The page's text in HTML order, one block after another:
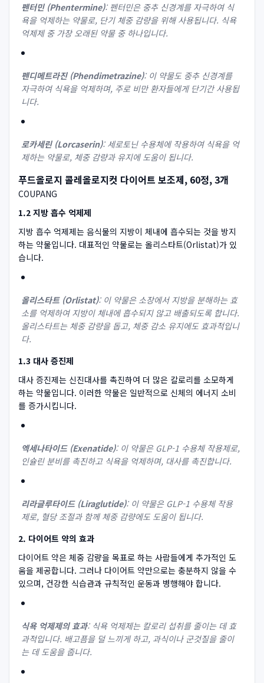
펜터민 (Phentermine): 펜터민은 중추 신경계를 자극하여 식
욕을 억제하는 약물로, 단기 체중 감량을 위해 사용됩니다. 식욕
억제제 중 가장 오래된 약물 중 하나입니다.
펜디메트라진 (Phendimetrazine): 이 약물도 중추 신경계를
자극하여 식욕을 억제하며, 주로 비만 환자들에게 단기간 사용됩
니다.
로카세린 (Lorcaserin): 세로토닌 수용체에 작용하여 식욕을 억
제하는 약물로, 체중 감량과 유지에 도움이 됩니다.
푸드올로지 콜레올로지컷 다이어트 보조제, 60정, 3개
COUPANG
1.2 지방 흡수 억제제
지방 흡수 억제제는 음식물의 지방이 체내에 흡수되는 것을 방지
하는 약물입니다. 대표적인 약물로는 올리스타트(Orlistat)가 있
습니다.
올리스타트 (Orlistat): 이 약물은 소장에서 지방을 분해하는 효
소를 억제하여 지방이 체내에 흡수되지 않고 배출되도록 합니다.
올리스타트는 체중 감량을 돕고, 체중 감소 유지에도 효과적입니
다.
1.3 대사 증진제
대사 증진제는 신진대사를 촉진하여 더 많은 칼로리를 소모하게
하는 약물입니다. 이러한 약물은 일반적으로 신체의 에너지 소비
를 증가시킵니다.
엑세나타이드 (Exenatide): 이 약물은 GLP-1 수용체 작용제로,
인슐린 분비를 촉진하고 식욕을 억제하며, 대사를 촉진합니다.
리라글루타이드 (Liraglutide): 이 약물은 GLP-1 수용체 작용
제로, 혈당 조절과 함께 체중 감량에도 도움이 됩니다.
2. 다이어트 약의 효과
다이어트 약은 체중 감량을 목표로 하는 사람들에게 추가적인 도
움을 제공합니다. 그러나 다이어트 약만으로는 충분하지 않을 수
있으며, 건강한 식습관과 규칙적인 운동과 병행해야 합니다.
식욕 억제제의 효과: 식욕 억제제는 칼로리 섭취를 줄이는 데 효
과적입니다. 배고픔을 덜 느끼게 하고, 과식이나 군것질을 줄이
는 데 도움을 줍니다.